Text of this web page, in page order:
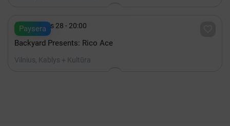
Paysera
 Rugpjūtis 28 - 20:00
Backyard Presents: Rico Ace
Vilnius, Kablys + Kultūra